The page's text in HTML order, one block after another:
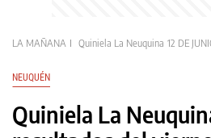
LA MAÑANA Quiniela La Neuquina 12 DE
NEUQUÉN
Quiniela La